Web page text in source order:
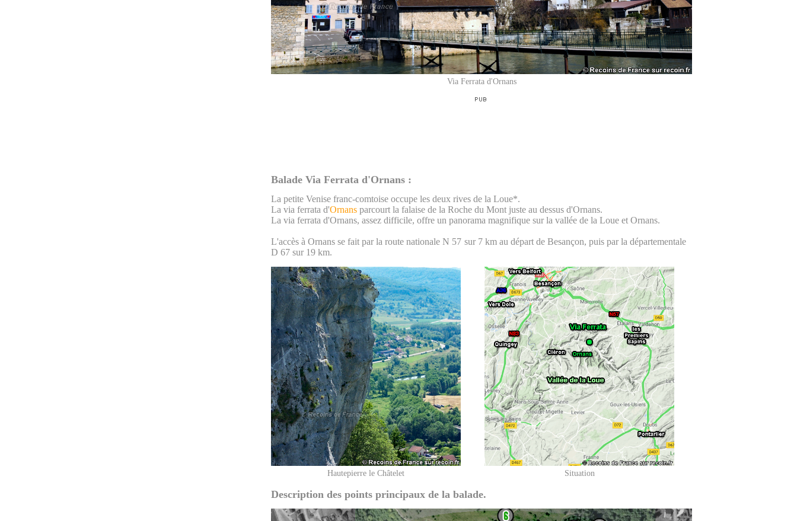
Via Ferrata d'Ornans
Balade Via Ferrata d'Ornans :
La petite Venise franc-comtoise occupe les deux rives de la Loue*.
La via ferrata d'Ornans parcourt la falaise de la Roche du Mont juste au dessus d'Ornans.
La via ferrata d'Ornans, assez difficile, offre un panorama magnifique sur la vallée de la Loue et Ornans.
L'accès à Ornans se fait par la route nationale N 57 sur 7 km au départ de Besançon, puis par la départementale
D 67 sur 19 km.
Hautepierre le Châtelet Situation
Description des points principaux de la balade.